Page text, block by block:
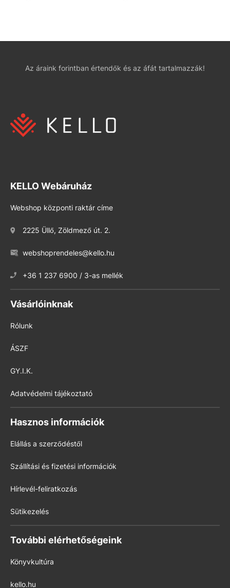
Az áraink forintban értendők és az áfát tartalmazzák!
KELLO Webáruház
Webshop központi raktár címe
2225 Üllő, Zöldmező út. 2.
webshoprendeles@kello.hu
+36 1 237 6900 / 3-as mellék
Vásárlóinknak
Rólunk
ÁSZF
GY.I.K.
Adatvédelmi tájékoztató
Hasznos információk
Elállás a szerződéstől
Szállítási és fizetési információk
Hírlevél-feliratkozás
Sütikezelés
További elérhetőségeink
Könyvkultúra
kello.hu